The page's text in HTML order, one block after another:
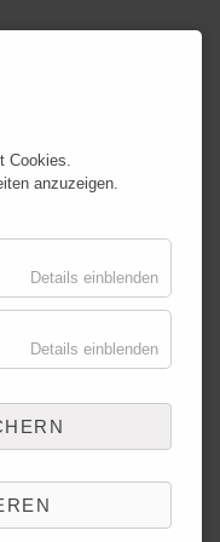
Cookies.
anzuzeigen.
Details einblenden
Details einblenden